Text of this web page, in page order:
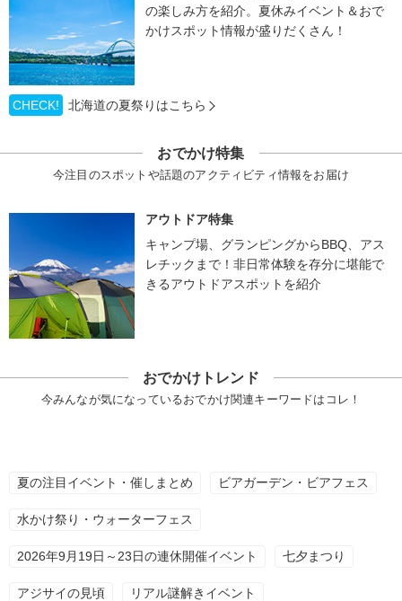
の楽しみ方を紹介。夏休みイベント＆おで
かけスポット情報が盛りだくさん！
CHECK! 北海道の夏祭りはこちら
おでかけ特集
今注目のスポットや話題のアクティビティ情報をお届け
アウトドア特集
キャンプ場、グランピングからBBQ、アス
レチックまで！非日常体験を存分に堪能で
きるアウトドアスポットを紹介
おでかけトレンド
今みんなが気になっているおでかけ関連キーワードはコレ！
夏の注目イベント・催しまとめ ビアガーデン・ビアフェス
水かけ祭り・ウォーターフェス
2026年9月19日～23日の連休開催イベント 七夕まつり
アジサイの見頃 リアル謎解きイベント